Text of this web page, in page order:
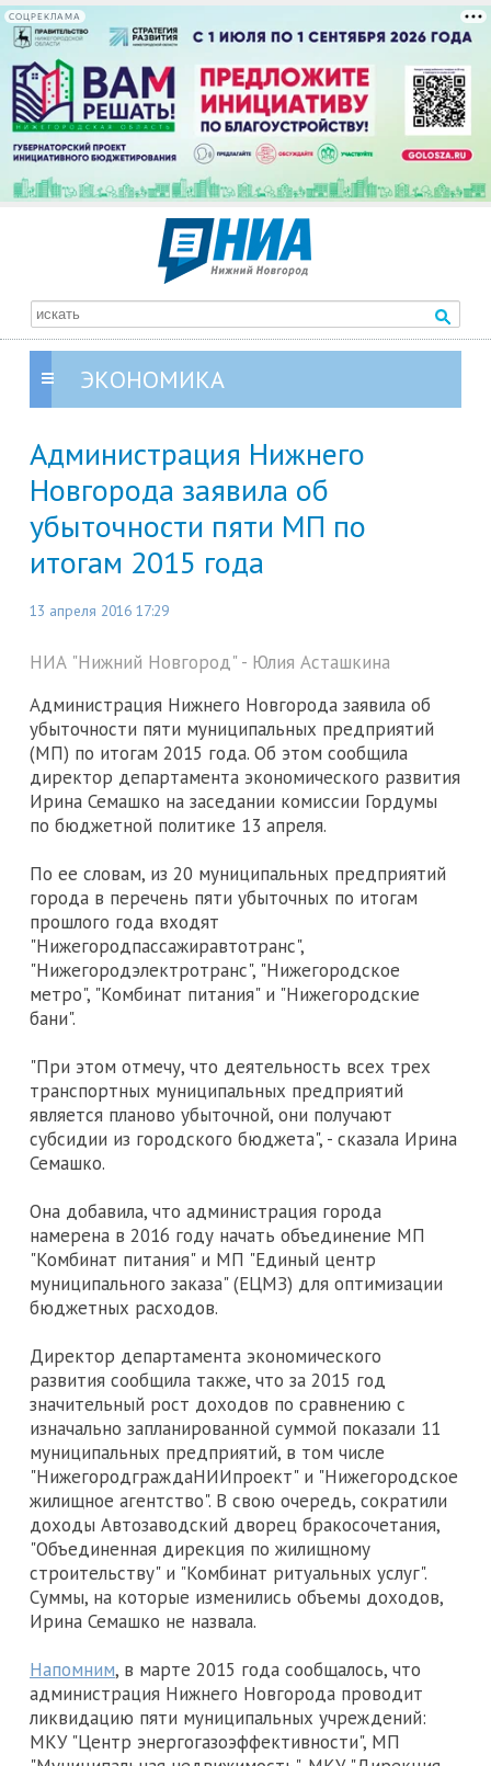
СОЦРЕКЛАМА
ЭКОНОМИКА
Администрация Нижнего
Новгорода заявила об
убыточности пяти МП по
итогам 2015 года
13 апреля 2016 17:29
НИА "Нижний Новгород" - Юлия Асташкина
Администрация Нижнего Новгорода заявила об
убыточности пяти муниципальных предприятий
(МП) по итогам 2015 года. Об этом сообщила
директор департамента экономического развития
Ирина Семашко на заседании комиссии Гордумы
по бюджетной политике 13 апреля.
По ее словам, из 20 муниципальных предприятий
города в перечень пяти убыточных по итогам
прошлого года входят
"Нижегородпассажиравтотранс",
"Нижегородэлектротранс", "Нижегородское
метро", "Комбинат питания" и "Нижегородские
бани".
"При этом отмечу, что деятельность всех трех
транспортных муниципальных предприятий
является планово убыточной, они получают
субсидии из городского бюджета", - сказала Ирина
Семашко.
Она добавила, что администрация города
намерена в 2016 году начать объединение МП
"Комбинат питания" и МП "Единый центр
муниципального заказа" (ЕЦМЗ) для оптимизации
бюджетных расходов.
Директор департамента экономического
развития сообщила также, что за 2015 год
значительный рост доходов по сравнению с
изначально запланированной суммой показали 11
муниципальных предприятий, в том числе
"НижегородграждаНИИпроект" и "Нижегородское
жилищное агентство". В свою очередь, сократили
доходы Автозаводский дворец бракосочетания,
"Объединенная дирекция по жилищному
строительству" и "Комбинат ритуальных услуг".
Суммы, на которые изменились объемы доходов,
Ирина Семашко не назвала.
Напомним, в марте 2015 года сообщалось, что
администрация Нижнего Новгорода проводит
ликвидацию пяти муниципальных учреждений:
МКУ "Центр энергогазоэффективности", МП